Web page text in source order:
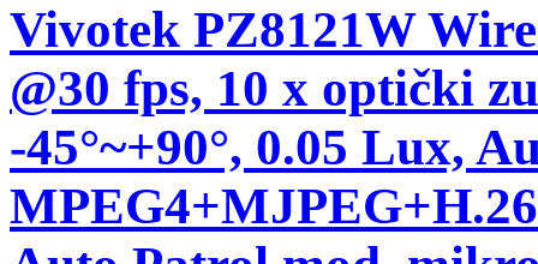
Vivotek PZ8121W
@30 fps, 10 x optički
-45°~+90°, 0.05 Lux,